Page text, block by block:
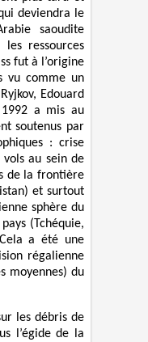
deviendra le
saoudite
ressources
fut à l’origine
vu comme un
Edouard
1992 a mis au
soutenus par
: crise
vols au sein de
de la frontière
et surtout
sphère du
(Tchéquie,
a été une
régalienne
moyennes) du
les débris de
l’égide de la